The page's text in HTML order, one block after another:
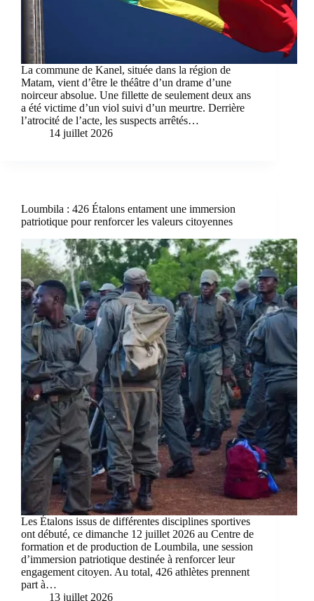
La commune de Kanel, située dans la région de
Matam, vient d’être le théâtre d’un drame d’une
noirceur absolue. Une fillette de seulement deux ans
a été victime d’un viol suivi d’un meurtre. Derrière
l’atrocité de l’acte, les suspects arrêtés…
14 juillet 2026
Loumbila : 426 Étalons entament une immersion
patriotique pour renforcer les valeurs citoyennes
Les Étalons issus de différentes disciplines sportives
ont débuté, ce dimanche 12 juillet 2026 au Centre de
formation et de production de Loumbila, une session
d’immersion patriotique destinée à renforcer leur
engagement citoyen. Au total, 426 athlètes prennent
part à…
13 juillet 2026